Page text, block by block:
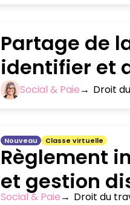
Partage de
identifier et
Social & Paie→ Droit
Nouveau Classe virtuelle
Règlement
et gestion
Social & Paie→ Droit du